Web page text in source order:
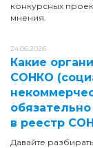
конкурсных
мнения.
24.06.2026
Какие
СОНКО
в реестр
Давайте